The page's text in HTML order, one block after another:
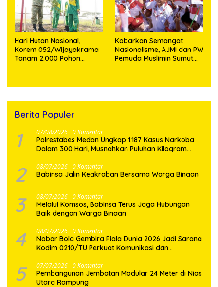
Hari Hutan Nasional,
Korem 052/Wijayakrama
Tanam 2.000 Pohon
Kobarkan Semangat
Nasionalisme, AJMI dan PW
Pemuda Muslimin Sumut
Berita Populer
1 07/08/2026 0 Komentar
Polrestabes Medan Ungkap 1.187 Kasus Narkoba
Dalam 300 Hari, Musnahkan Puluhan Kilogram
2 08/07/2026 0 Komentar
Babinsa Jalin Keakraban Bersama Warga Binaan
3 08/07/2026 0 Komentar
Melalui Komsos, Babinsa Terus Jaga Hubungan
Baik dengan Warga Binaan
4 08/07/2026 0 Komentar
Nobar Bola Gembira Piala Dunia 2026 Jadi Sarana
Kodim 0210/TU Perkuat Komunikasi dan
5 07/07/2026 0 Komentar
Pembangunan Jembatan Modular 24 Meter di Nias
Utara Rampung